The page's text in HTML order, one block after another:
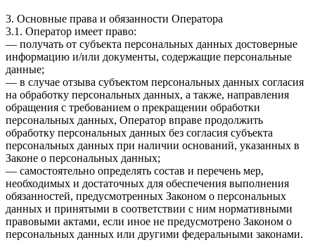
3. Основные права и обязанности Оператора
3.1. Оператор имеет право:
— получать от субъекта персональных данных достоверные
информацию и/или документы, содержащие персональные
данные;
— в случае отзыва субъектом персональных данных согласия
на обработку персональных данных, а также, направления
обращения с требованием о прекращении обработки
персональных данных, Оператор вправе продолжить
обработку персональных данных без согласия субъекта
персональных данных при наличии оснований, указанных в
Законе о персональных данных;
— самостоятельно определять состав и перечень мер,
необходимых и достаточных для обеспечения выполнения
обязанностей, предусмотренных Законом о персональных
данных и принятыми в соответствии с ним нормативными
правовыми актами, если иное не предусмотрено Законом о
персональных данных или другими федеральными законами.